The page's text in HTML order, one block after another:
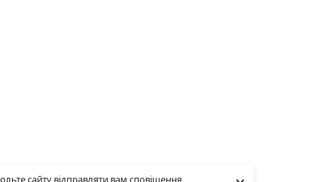
сайту відправляти вам сповіщення